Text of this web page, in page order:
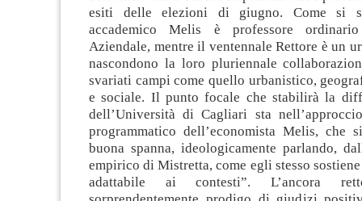
esiti delle elezioni di giugno. Come si
accademico Melis è professore
Aziendale, mentre il ventennale Rettore è un
nascondono la loro pluriennale
svariati campi come quello urbanistico,
e sociale. Il punto focale che stabilirà la
dell’Università di Cagliari sta
programmatico dell’economista Melis, che
buona spanna, ideologicamente parlando,
empirico di Mistretta, come egli stesso
adattabile ai contesti”. L’ancora